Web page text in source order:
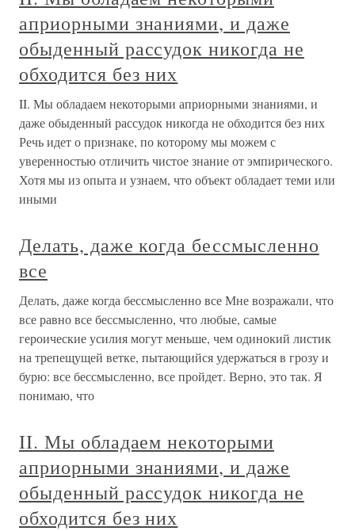
априорными знаниями, и даже
обыденный рассудок никогда не
обходится без них
II. Мы обладаем некоторыми априорными знаниями, и
даже обыденный рассудок никогда не обходится без них
Речь идет о признаке, по которому мы можем с
уверенностью отличить чистое знание от эмпирического.
Хотя мы из опыта и узнаем, что объект обладает теми или
иными
Делать, даже когда бессмысленно
все
Делать, даже когда бессмысленно все Мне возражали, что
все равно все бессмысленно, что любые, самые
героические усилия могут меньше, чем одинокий листик
на трепещущей ветке, пытающийся удержаться в грозу и
бурю: все бессмысленно, все пройдет. Верно, это так. Я
понимаю, что
II. Мы обладаем некоторыми
априорными знаниями, и даже
обыденный рассудок никогда не
обходится без них